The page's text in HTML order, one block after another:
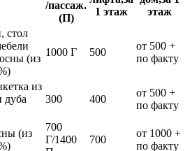
/пассаж.
(П)
1 этаж
этаж
стол
(из
1000 Г 500
от 500 +
по факту
из
дуба
300 400
от 500 +
по факту
(из
700
Г/1400
700
от 1000 +
по факту